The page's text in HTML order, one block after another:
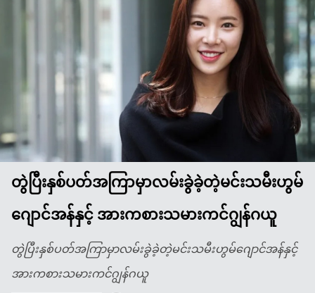
တွဲပြီးနှစ်ပတ်အကြာမှာလမ်းခွဲခဲ့တဲ့မင်းသမီးဟွမ်
ဂျောင်အန်နှင့် အားကစားသမားကင်ဂျွန်ဂယူ
တွဲပြီးနှစ်ပတ်အကြာမှာလမ်းခွဲခဲ့တဲ့မင်းသမီးဟွမ်ဂျောင်အန်နှင့်
အားကစားသမားကင်ဂျွန်ဂယူ